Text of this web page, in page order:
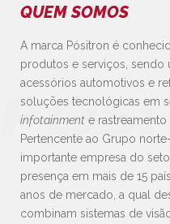
QUEM SOMOS
A marca Pósitron é
produtos e serviços, sendo
acessórios automotivos e
soluções tecnológicas em
infotainment e rastreamento
Pertencente ao Grupo
importante empresa do
presença em mais de 15
anos de mercado, a qual
combinam sistemas de